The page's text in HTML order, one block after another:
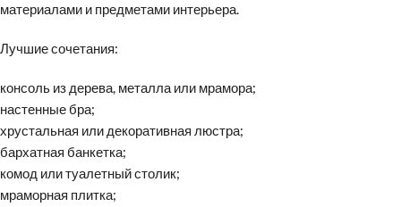
материалами и предметами интерьера.
Лучшие сочетания:
консоль из дерева, металла или мрамора;
настенные бра;
хрустальная или декоративная люстра;
бархатная банкетка;
комод или туалетный столик;
мраморная плитка;